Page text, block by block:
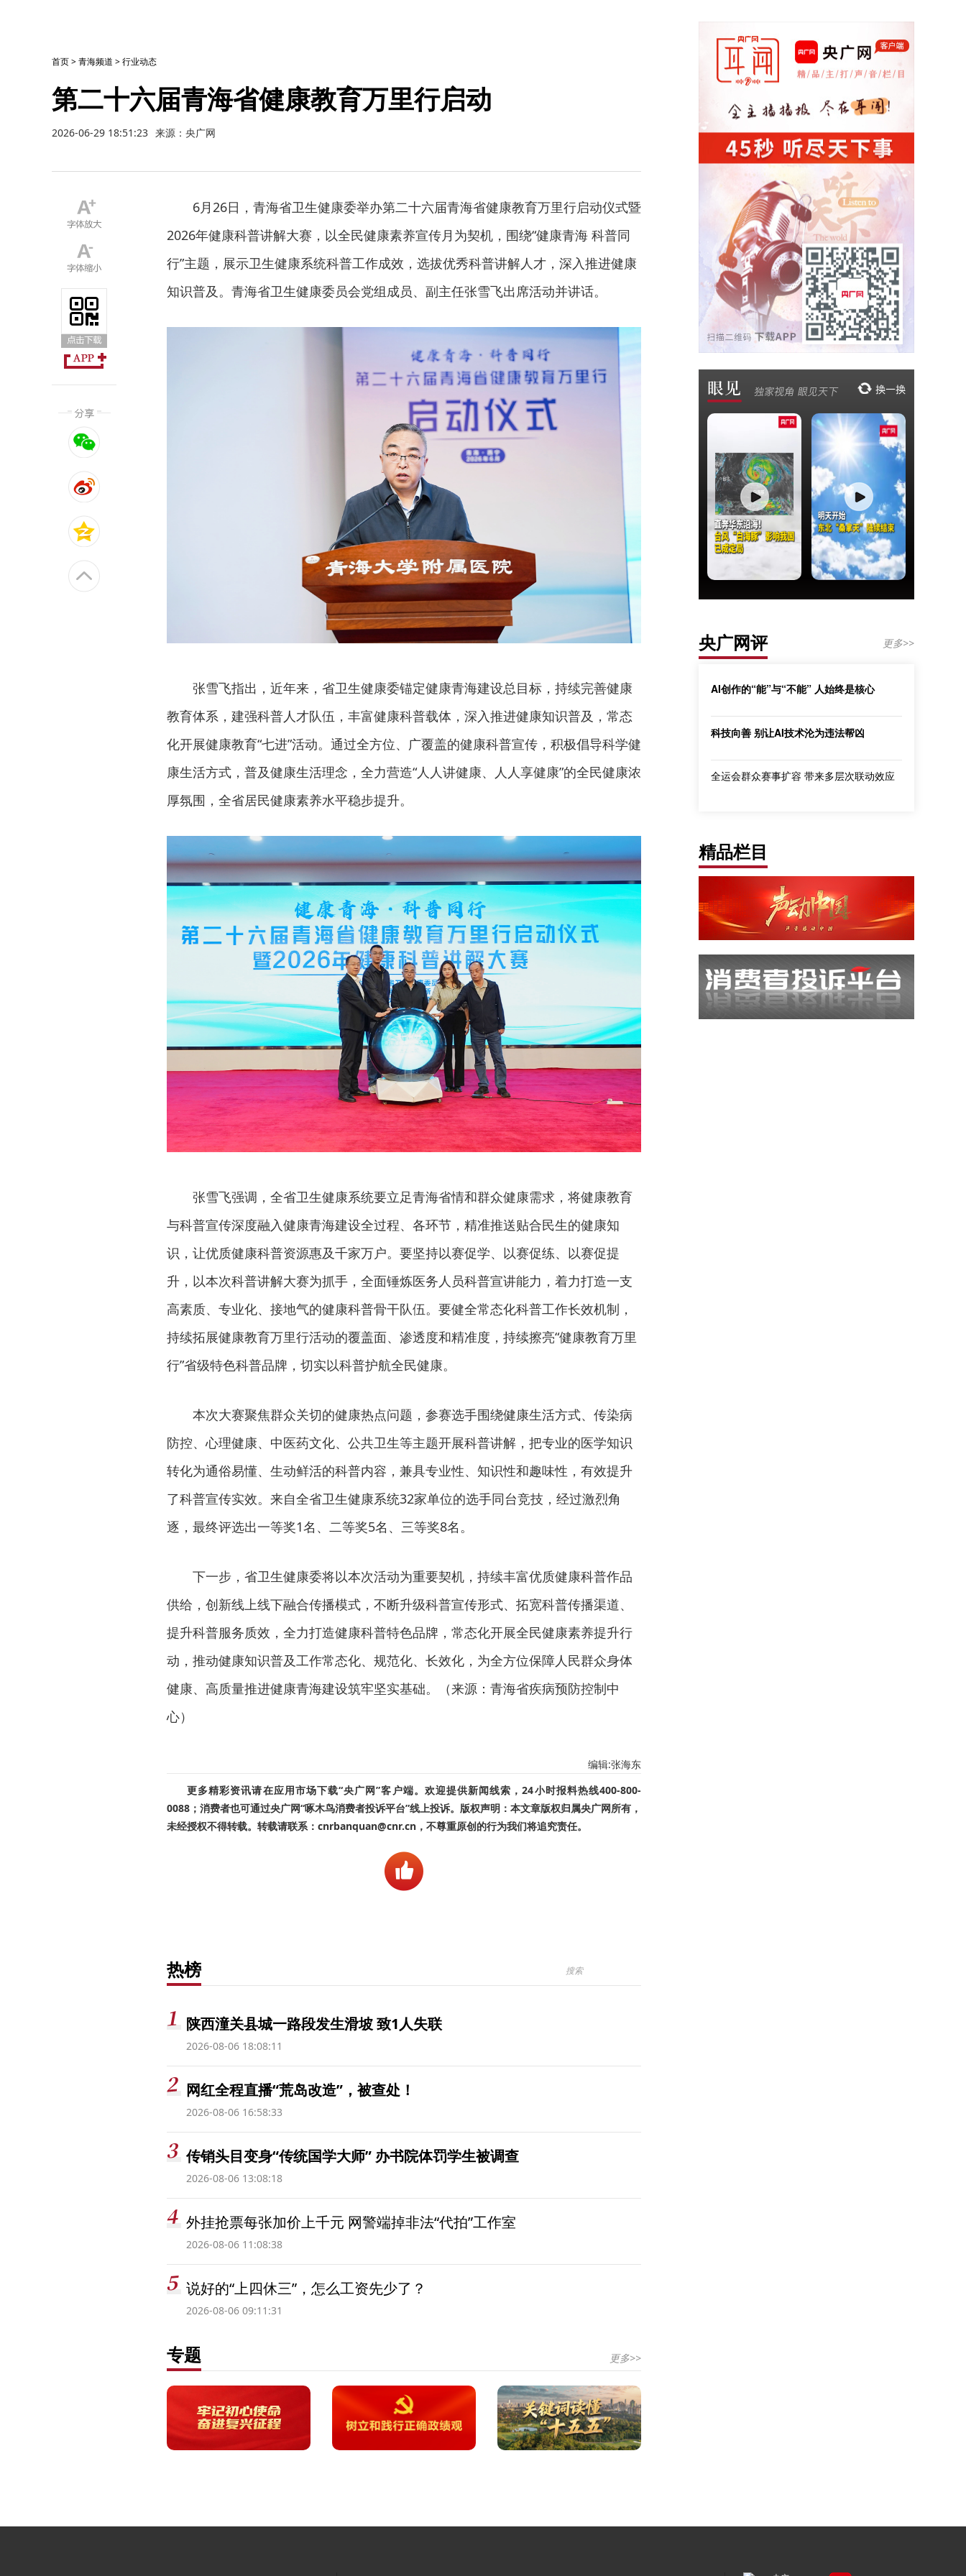
首页>青海频道 >行业动态
第二十六届青海省健康教育万里行启动
2026-06-29 18:51:23 来源：央广网
6月26日，青海省卫生健康委举办第二十六届青海省健康教育万里行启动仪式暨
2026年健康科普讲解大赛，以全民健康素养宣传月为契机，围绕“健康青海 科普同
行”主题，展示卫生健康系统科普工作成效，选拔优秀科普讲解人才，深入推进健康
知识普及。青海省卫生健康委员会党组成员、副主任张雪飞出席活动并讲话。
张雪飞指出，近年来，省卫生健康委锚定健康青海建设总目标，持续完善健康
教育体系，建强科普人才队伍，丰富健康科普载体，深入推进健康知识普及，常态
化开展健康教育“七进”活动。通过全方位、广覆盖的健康科普宣传，积极倡导科学健
康生活方式，普及健康生活理念，全力营造“人人讲健康、人人享健康”的全民健康浓
厚氛围，全省居民健康素养水平稳步提升。
张雪飞强调，全省卫生健康系统要立足青海省情和群众健康需求，将健康教育
与科普宣传深度融入健康青海建设全过程、各环节，精准推送贴合民生的健康知
识，让优质健康科普资源惠及千家万户。要坚持以赛促学、以赛促练、以赛促提
升，以本次科普讲解大赛为抓手，全面锤炼医务人员科普宣讲能力，着力打造一支
高素质、专业化、接地气的健康科普骨干队伍。要健全常态化科普工作长效机制，
持续拓展健康教育万里行活动的覆盖面、渗透度和精准度，持续擦亮“健康教育万里
行”省级特色科普品牌，切实以科普护航全民健康。
本次大赛聚焦群众关切的健康热点问题，参赛选手围绕健康生活方式、传染病
防控、心理健康、中医药文化、公共卫生等主题开展科普讲解，把专业的医学知识
转化为通俗易懂、生动鲜活的科普内容，兼具专业性、知识性和趣味性，有效提升
了科普宣传实效。来自全省卫生健康系统32家单位的选手同台竞技，经过激烈角
逐，最终评选出一等奖1名、二等奖5名、三等奖8名。
下一步，省卫生健康委将以本次活动为重要契机，持续丰富优质健康科普作品
供给，创新线上线下融合传播模式，不断升级科普宣传形式、拓宽科普传播渠道、
提升科普服务质效，全力打造健康科普特色品牌，常态化开展全民健康素养提升行
动，推动健康知识普及工作常态化、规范化、长效化，为全方位保障人民群众身体
健康、高质量推进健康青海建设筑牢坚实基础。（来源：青海省疾病预防控制中
心）
编辑:张海东
更多精彩资讯请在应用市场下载“央广网”客户端。欢迎提供新闻线索，24小时报料热线400-800-
0088；消费者也可通过央广网“啄木鸟消费者投诉平台”线上投诉。版权声明：本文章版权归属央广网所有，
未经授权不得转载。转载请联系：cnrbanquan@cnr.cn，不尊重原创的行为我们将追究责任。
热榜
陕西潼关县城一路段发生滑坡 致1人失联
2026-08-06 18:08:11
网红全程直播“荒岛改造”，被查处！
2026-08-06 16:58:33
传销头目变身“传统国学大师” 办书院体罚学生被调查
2026-08-06 13:08:18
外挂抢票每张加价上千元 网警端掉非法“代拍”工作室
2026-08-06 11:08:38
说好的“上四休三”，怎么工资先少了？
2026-08-06 09:11:31
专题 更多>>
央广网评 更多>>
AI创作的“能”与“不能” 人始终是核心
科技向善 别让AI技术沦为违法帮凶
全运会群众赛事扩容 带来多层次联动效应
精品栏目